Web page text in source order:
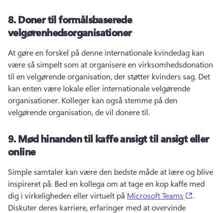
8.Doner til formålsbaserede
velgørenhedsorganisationer
At gøre en forskel på denne internationale kvindedag kan
være så simpelt som at organisere en virksomhedsdonation
til en velgørende organisation, der støtter kvinders sag. Det
kan enten være lokale eller internationale velgørende
organisationer. Kolleger kan også stemme på den
velgørende organisation, de vil donere til.
9.Mød hinanden til kaffe ansigt til ansigt eller
online
Simple samtaler kan være den bedste måde at lære og blive
inspireret på. Bed en kollega om at tage en kop kaffe med
dig i virkeligheden eller virtuelt på Microsoft Teams
Diskuter deres karriere, erfaringer med at overvinde